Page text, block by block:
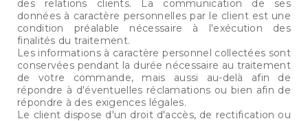
des relations clients. La communication de ses
données à caractère personnelles par le client est une
condition préalable nécessaire à l'exécution des
finalités du traitement.
Les informations à caractère personnel collectées sont
conservées pendant la durée nécessaire au traitement
de votre commande, mais aussi au-delà afin de
répondre à d'éventuelles réclamations ou bien afin de
répondre à des exigences légales.
Le client dispose d'un droit d'accès, de rectification ou